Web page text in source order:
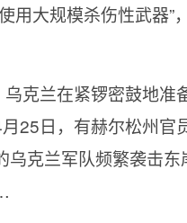
用大规模杀伤性武器”
克兰在紧锣密鼓地准
25日，有赫尔松州官
乌克兰军队频繁袭击东